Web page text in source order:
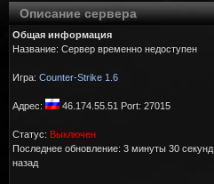
Описание сервера
Общая информация
Название: Сервер временно недоступен
Игра: Counter-Strike 1.6
Адрес: 46.174.55.51 Port: 27015
Статус: Выключен
Последнее обновление: 3 минуты 30 секунд
назад